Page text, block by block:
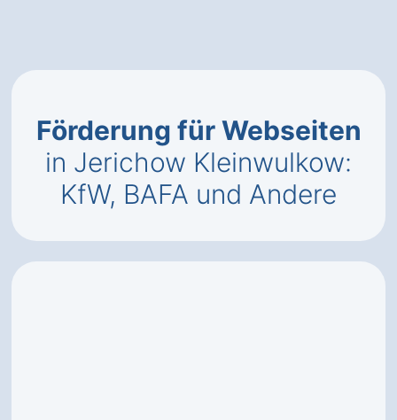
Förderung für Webseiten
in Jerichow Kleinwulkow:
KfW, BAFA und Andere